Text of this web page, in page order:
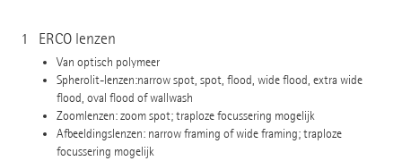
1 ERCO lenzen
Van optisch polymeer
Spherolit-lenzen:narrow spot, spot, flood, wide flood, extra wide
flood, oval flood of wallwash
Zoomlenzen: zoom spot; traploze focussering mogelijk
Afbeeldingslenzen: narrow framing of wide framing; traploze
focussering mogelijk